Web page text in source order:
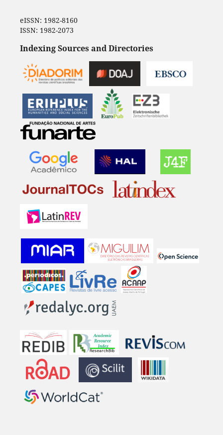
eISSN: 1982-8160
ISSN: 1982-2073
Indexing Sources and Directories